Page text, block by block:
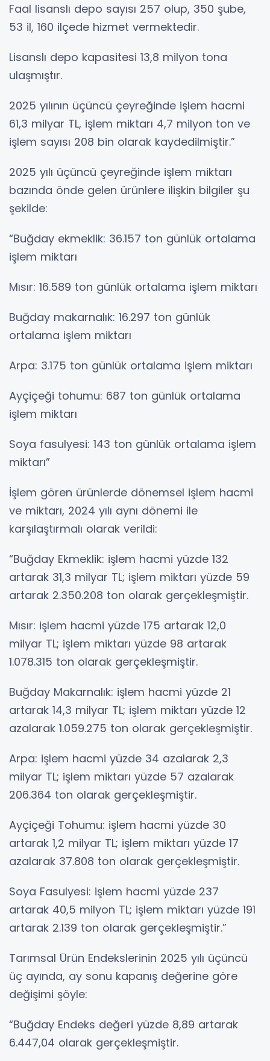
Faal lisanslı depo sayısı 257 olup, 350 şube,
53 il, 160 ilçede hizmet vermektedir.
Lisanslı depo kapasitesi 13,8 milyon tona
ulaşmıştır.
2025 yılının üçüncü çeyreğinde işlem hacmi
61,3 milyar TL, işlem miktarı 4,7 milyon ton ve
işlem sayısı 208 bin olarak kaydedilmiştir.”
2025 yılı üçüncü çeyreğinde işlem miktarı
bazında önde gelen ürünlere ilişkin bilgiler şu
şekilde:
“Buğday ekmeklik: 36.157 ton günlük ortalama
işlem miktarı
Mısır: 16.589 ton günlük ortalama işlem miktarı
Buğday makarnalık: 16.297 ton günlük
ortalama işlem miktarı
Arpa: 3.175 ton günlük ortalama işlem miktarı
Ayçiçeği tohumu: 687 ton günlük ortalama
işlem miktarı
Soya fasulyesi: 143 ton günlük ortalama işlem
miktarı”
İşlem gören ürünlerde dönemsel işlem hacmi
ve miktarı, 2024 yılı aynı dönemi ile
karşılaştırmalı olarak verildi:
“Buğday Ekmeklik: işlem hacmi yüzde 132
artarak 31,3 milyar TL; işlem miktarı yüzde 59
artarak 2.350.208 ton olarak gerçekleşmiştir.
Mısır: işlem hacmi yüzde 175 artarak 12,0
milyar TL; işlem miktarı yüzde 98 artarak
1.078.315 ton olarak gerçekleşmiştir.
Buğday Makarnalık: işlem hacmi yüzde 21
artarak 14,3 milyar TL; işlem miktarı yüzde 12
azalarak 1.059.275 ton olarak gerçekleşmiştir.
Arpa: işlem hacmi yüzde 34 azalarak 2,3
milyar TL; işlem miktarı yüzde 57 azalarak
206.364 ton olarak gerçekleşmiştir.
Ayçiçeği Tohumu: işlem hacmi yüzde 30
artarak 1,2 milyar TL; işlem miktarı yüzde 17
azalarak 37.808 ton olarak gerçekleşmiştir.
Soya Fasulyesi: işlem hacmi yüzde 237
artarak 40,5 milyon TL; işlem miktarı yüzde 191
artarak 2.139 ton olarak gerçekleşmiştir.”
Tarımsal Ürün Endekslerinin 2025 yılı üçüncü
üç ayında, ay sonu kapanış değerine göre
değişimi şöyle:
“Buğday Endeks değeri yüzde 8,89 artarak
6.447,04 olarak gerçekleşmiştir.